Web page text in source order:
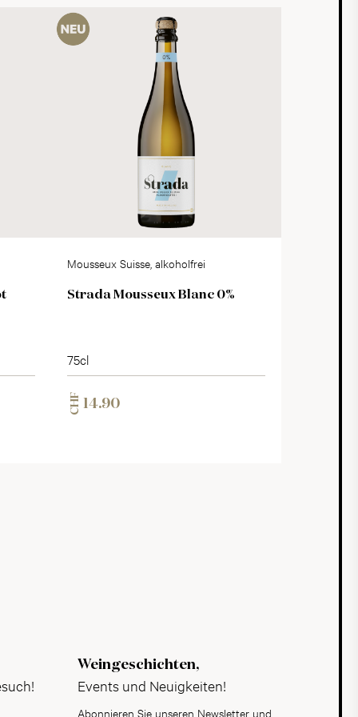
Mousseux Suisse, alkoholfrei
Strada Mousseux Blanc 0%
75cl
CHF 14.90
Weingeschichten,
Events und Neuigkeiten!
Abonnieren Sie unseren Newsletter und